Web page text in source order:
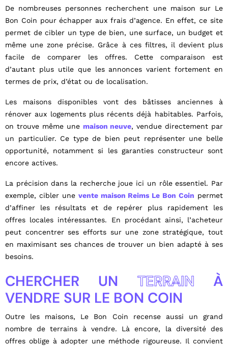
De nombreuses personnes recherchent une maison sur Le
Bon Coin pour échapper aux frais d’agence. En effet, ce site
permet de cibler un type de bien, une surface, un budget et
même une zone précise. Grâce à ces filtres, il devient plus
facile de comparer les offres. Cette comparaison est
d’autant plus utile que les annonces varient fortement en
termes de prix, d’état ou de localisation.
Les maisons disponibles vont des bâtisses anciennes à
rénover aux logements plus récents déjà habitables. Parfois,
on trouve même une maison neuve, vendue directement par
un particulier. Ce type de bien peut représenter une belle
opportunité, notamment si les garanties constructeur sont
encore actives.
La précision dans la recherche joue ici un rôle essentiel. Par
exemple, cibler une vente maison Reims Le Bon Coin permet
d’affiner les résultats et de repérer plus rapidement les
offres locales intéressantes. En procédant ainsi, l’acheteur
peut concentrer ses efforts sur une zone stratégique, tout
en maximisant ses chances de trouver un bien adapté à ses
besoins.
CHERCHER UN TERRAIN À
VENDRE SUR LE BON COIN
Outre les maisons, Le Bon Coin recense aussi un grand
nombre de terrains à vendre. Là encore, la diversité des
offres oblige à adopter une méthode rigoureuse. Il convient